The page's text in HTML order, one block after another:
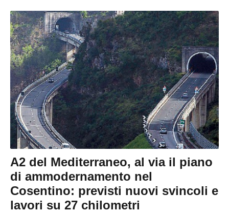
A2 del Mediterraneo, al via il piano
di ammodernamento nel
Cosentino: previsti nuovi svincoli e
lavori su 27 chilometri